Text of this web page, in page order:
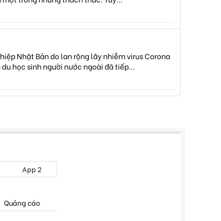
Nhật Bản do lan rộng lây nhiễm virus Corona
học sinh người nước ngoài đã tiếp...
App 2
Quảng cáo